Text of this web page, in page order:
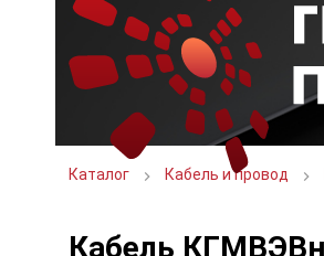
Каталог Кабель и провод
Кабель